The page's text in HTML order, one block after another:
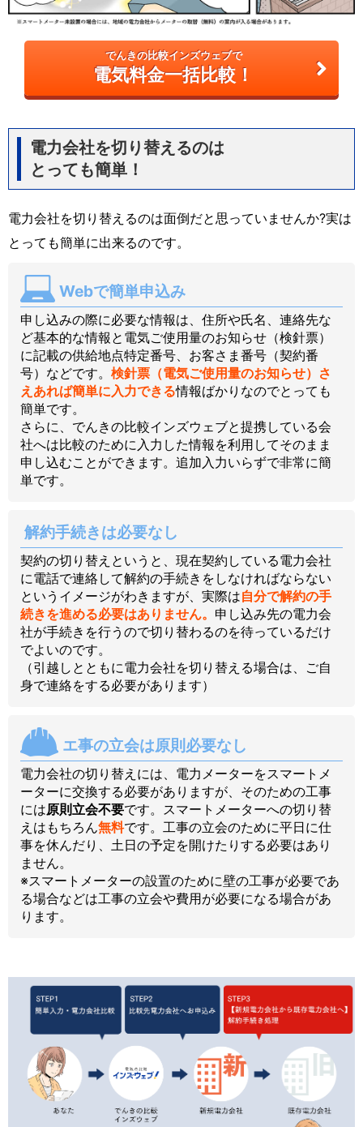
でんきの比較インズウェブで
電気料金一括比較！
電力会社を切り替えるのは
とっても簡単！
電力会社を切り替えるのは面倒だと思っていませんか?実は
とっても簡単に出来るのです。
Webで簡単申込み
申し込みの際に必要な情報は、住所や氏名、連絡先な
ど基本的な情報と電気ご使用量のお知らせ（検針票）
に記載の供給地点特定番号、お客さま番号（契約番
号）などです。 検針票（電気ご使用量のお知らせ）さ
えあれば簡単に入力できる情報ばかりなのでとっても
簡単です。
さらに、でんきの比較インズウェブと提携している会
社へは比較のために入力した情報を利用してそのまま
申し込むことができます。追加入力いらずで非常に簡
単です。
解約手続きは必要なし
契約の切り替えというと、現在契約している電力会社
に電話で連絡して解約の手続きをしなければならない
というイメージがわきますが、実際は自分で解約の手
続きを進める必要はありません。 申し込み先の電力会
社が手続きを行うので切り替わるのを待っているだけ
でよいのです。
（引越しとともに電力会社を切り替える場合は、ご自
身で連絡をする必要があります）
エ事の立会は原則必要なし
電力会社の切り替えには、電力メーターをスマートメ
ーターに交換する必要がありますが、そのための工事
には原則立会不要です。スマートメーターへの切り替
えはもちろん無料です。工事の立会のために平日に仕
事を休んだり、土日の予定を開けたりする必要はあり
ません。
※スマートメーターの設置のために壁の工事が必要であ
る場合などは工事の立会や費用が必要になる場合があ
ります。